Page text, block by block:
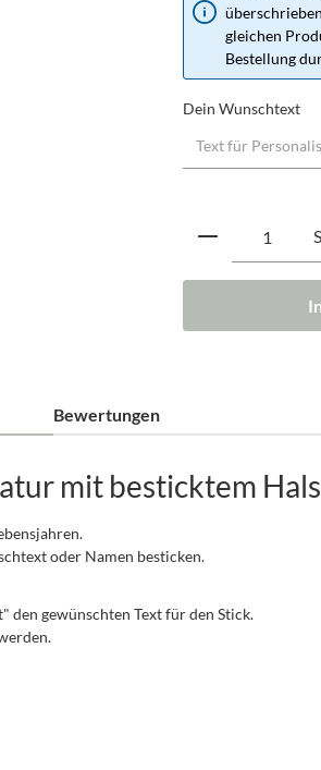
gleichen
Bestellung
Dein Wunschtext
Produkt
Bewertungen
mit besticktem
oder Namen besticken.
den gewünschten Text für den Stick.